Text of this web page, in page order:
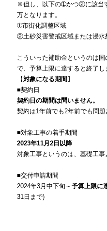
※但し、以下の➀かつ②に該当
万となります。
➀市街化調整区域
②土砂災害警戒区域または浸水
こういった補助金というのは
で、予算上限に達すると終了
【対象になる期間 】
■契約日
契約日の期間は問いません。
契約は1年前でも2年前でも問題
■対象工事の着手期間
2023年11月2日以降
対象工事というのは、基礎工事
■交付申請期間
2024年3月中下旬～予算上限に
31日まで)